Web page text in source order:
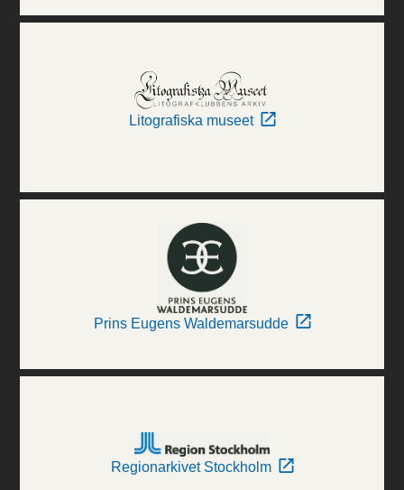
Litografiska museet
Prins Eugens Waldemarsudde
Regionarkivet Stockholm